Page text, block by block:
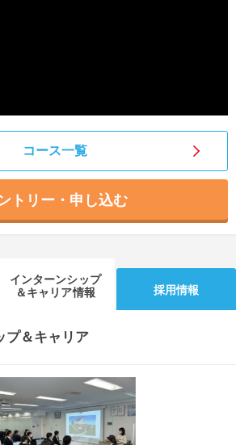
コース一覧
トリー・申し込む
インターンシップ
＆キャリア情報
採用情報
プ＆キャリア